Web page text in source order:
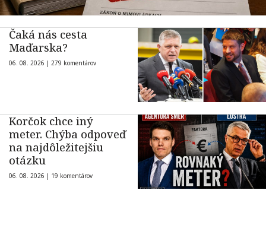
Čaká nás cesta
Maďarska?
06. 08. 2026 | 279 komentárov
Korčok chce iný
meter. Chýba odpoveď
na najdôležitejšiu
otázku
06. 08. 2026 | 19 komentárov